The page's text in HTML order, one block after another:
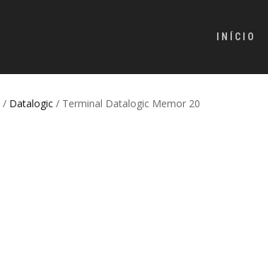
INÍCIO
/ Datalogic / Terminal Datalogic Memor 20